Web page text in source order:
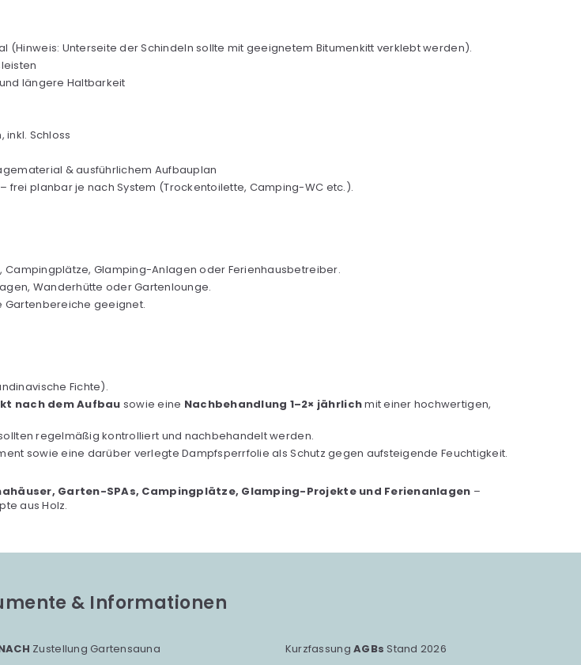
(Hinweis: Unterseite der Schindeln sollte mit geeignetem Bitumenkitt verklebt werden).
längere Haltbarkeit
inkl. Schloss
& ausführlichem Aufbauplan
frei planbar je nach System (Trockentoilette, Camping-WC etc.).
Campingplätze, Glamping-Anlagen oder Ferienhausbetreiber.
Wanderhütte oder Gartenlounge.
Gartenbereiche geeignet.
Fichte).
nach dem Aufbau sowie eine Nachbehandlung 1–2× jährlichmit einer hochwertigen,
regelmäßig kontrolliert und nachbehandelt werden.
sowie eine darüber verlegte Dampfsperrfolie als Schutz gegen aufsteigende Feuchtigkeit.
Garten-SPAs, Campingplätze, Glamping-Projekte und Ferienanlagen –
aus Holz.
& Informationen
Zustellung Gartensauna KurzfassungAGBs Stand 2026